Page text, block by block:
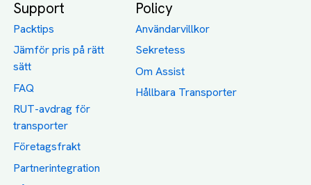
Support
Packtips
Jämför pris på rätt
sätt
FAQ
RUT-avdrag för
transporter
Företagsfrakt
Partnerintegration
Policy
Användarvillkor
Sekretess
Om Assist
Hållbara Transporter